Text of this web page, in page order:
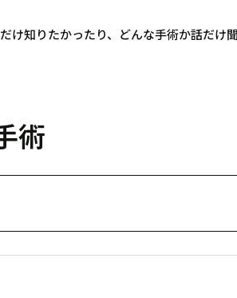
け知りたかったり、どんな手術か話だ
術